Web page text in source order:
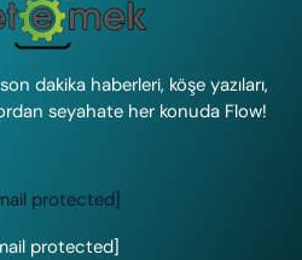
dakika haberleri, köşe yazıları,
seyahate her konuda Flow!
protected]
protected]